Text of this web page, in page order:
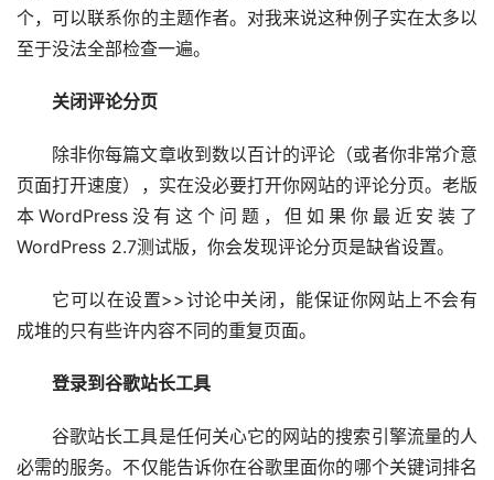
个，可以联系你的主题作者。对我来说这种例子实在太多以
至于没法全部检查一遍。
关闭评论分页
除非你每篇文章收到数以百计的评论（或者你非常介意
页面打开速度），实在没必要打开你网站的评论分页。老版
本WordPress没有这个问题，但如果你最近安装了
WordPress 2.7测试版，你会发现评论分页是缺省设置。
它可以在设置>>讨论中关闭，能保证你网站上不会有
成堆的只有些许内容不同的重复页面。
登录到谷歌站长工具
谷歌站长工具是任何关心它的网站的搜索引擎流量的人
必需的服务。不仅能告诉你在谷歌里面你的哪个关键词排名